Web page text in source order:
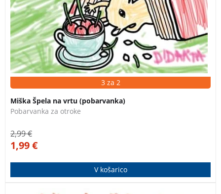
3 za 2
Miška Špela na vrtu (pobarvanka)
Pobarvanka za otroke
2,99€
1,99€
V košarico